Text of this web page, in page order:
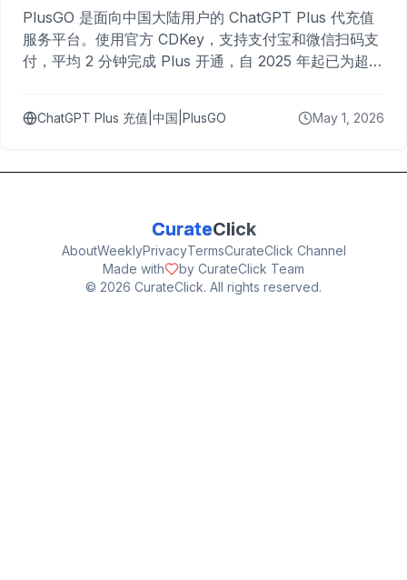
PlusGO 是面向中国大陆用户的 ChatGPT Plus 代充值
服务平台。使用官方 CDKey，支持支付宝和微信扫码支
付，平均 2 分钟完成 Plus 开通，自 2025 年起已为超过
ChatGPT Plus 充值|中国|PlusGO May 1, 2026
CurateClick
AboutWeeklyPrivacyTermsCurateClick Channel
Made with
by CurateClick Team
© 2026 CurateClick. All rights reserved.